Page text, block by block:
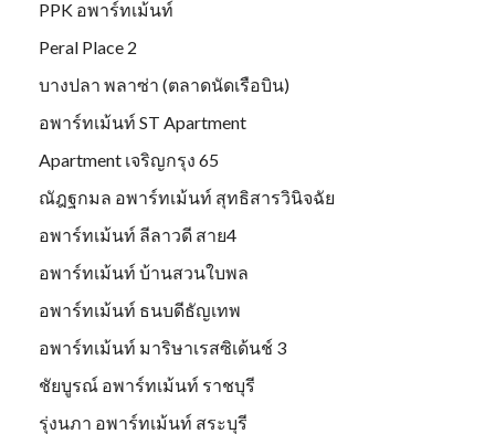
PPK อพาร์ทเม้นท์
Peral Place 2
บางปลา พลาซ่า (ตลาดนัดเรือบิน)
อพาร์ทเม้นท์ ST Apartment
Apartment เจริญกรุง 65
ณัฎฐกมล อพาร์ทเม้นท์ สุทธิสารวินิจฉัย
อพาร์ทเม้นท์ ลีลาวดี สาย4
อพาร์ทเม้นท์ บ้านสวนใบพล
อพาร์ทเม้นท์ ธนบดีธัญเทพ
อพาร์ทเม้นท์ มาริษาเรสซิเด้นช์ 3
ชัยบูรณ์ อพาร์ทเม้นท์ ราชบุรี
รุ่งนภา อพาร์ทเม้นท์ สระบุรี